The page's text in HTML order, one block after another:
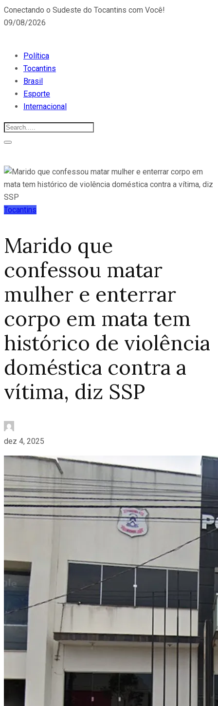
Conectando o Sudeste do Tocantins com Você!
09/08/2026
Política
Tocantins
Brasil
Esporte
Internacional
Tocantins
Marido que
confessou matar
mulher e enterrar
corpo em mata tem
histórico de violência
doméstica contra a
vítima, diz SSP
dez 4, 2025